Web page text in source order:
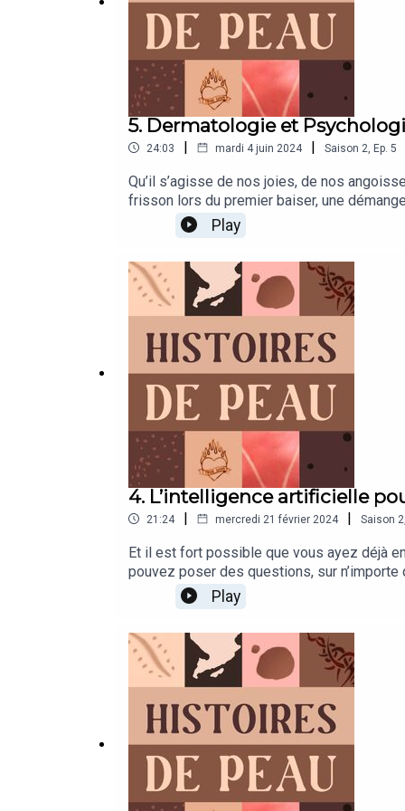
5. Dermatologie et
24:03 | mardi 4 juin 2024 | Saison 2 Ep. 5
Qu’il s’agisse de nos joies, de nos
frisson lors du premier baiser, une
cellules, les unes après les autres,
mots.Mais cela fonctionne aussi dans
étendu du corps humain, devient alors un
raconte notre vie intérieure, dans cet
Cohen-Letessier, dermatologue et Bernard
purigo nodulaire.
Play
4. L’intelligence artificielle
21:24 | mercredi 21 février 2024 | Saison 2
Et il est fort possible que vous ayez déjà
pouvez poser des questions, sur
dermatologie, notamment le diagnostic
recommandation de traitements.”Alors
chercheurs. Grégoire Gessain est médecin
questions d’Intelligence Artificielle à
d’IA pouvaient aider au diagnostic de
Play